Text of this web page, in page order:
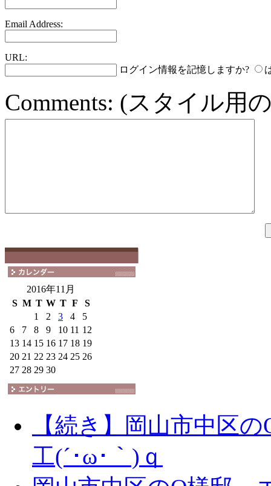
Email Address:
URL:
ログイン情報を記憶しますか?
Comments: (スタイル用
2016年11月
S M T W T F
S
1
2 3 4
5
6
7 8 9 10 11 12
13 14 15 16 17 18 19
20 21 22 23 24 25 26
27 28 29 30
【続き】岡山市中区
工(´･ω･｀)ｑ